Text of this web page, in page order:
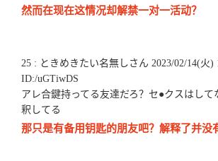
然而在现在这情况却解禁一对一活动？
25 : ときめきたい名無しさん 2023/02/14(火)
ID:/uGTiwDS
アレ合鍵持ってる友達だろ？セ●クスはして
釈してる
那只是有备用钥匙的朋友吧？解释了并没